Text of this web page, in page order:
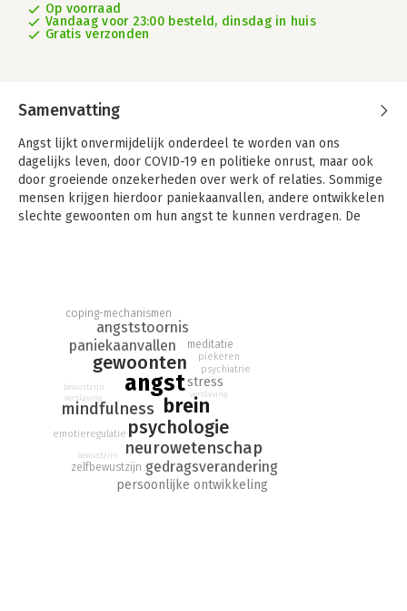
Op voorraad
Vandaag voor 23:00 besteld, dinsdag in huis
Gratis verzonden
Samenvatting
Angst lijkt onvermijdelijk onderdeel te worden van ons
dagelijks leven, door COVID-19 en politieke onrust, maar ook
door groeiende onzekerheden over werk of relaties. Sommige
mensen krijgen hierdoor paniekaanvallen, andere ontwikkelen
slechte gewoonten om hun angst te kunnen verdragen. De
pakken. Hij vat meer dan twintig jaar onderzoek samen in
simpele en praktische stappen, zodat iedereen vandaag nog
kan beginnen met zorgeloos leven.
angst
brein
psychologie
gewoonten
neurowetenschap
mindfulness
paniekaanvallen
angststoornis
gedragsverandering
stress
persoonlijke ontwikkeling
meditatie
coping-mechanismen
zelfbewustzijn
piekeren
psychiatrie
emotieregulatie
verslaving
bewustzijn
verslaving
bewustzijn